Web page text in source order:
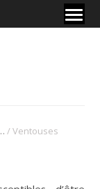
infections (PCI) /Ventouses